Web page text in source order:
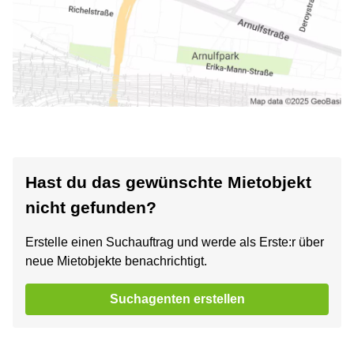
Hast du das gewünschte Mietobjekt
nicht gefunden?
Erstelle einen Suchauftrag und werde als Erste:r über
neue Mietobjekte benachrichtigt.
Suchagenten erstellen